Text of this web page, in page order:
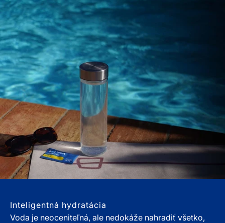
Inteligentná hydratácia
Voda je neoceniteľná, ale nedokáže nahradiť všetko,